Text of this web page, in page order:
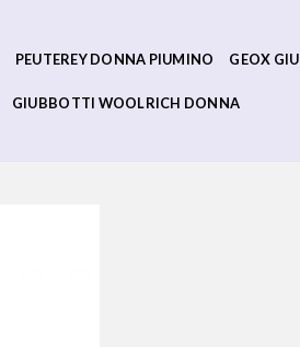
PEUTEREY DONNA PIUMINO GEOX
GIUBBOTTI WOOLRICH DONNA